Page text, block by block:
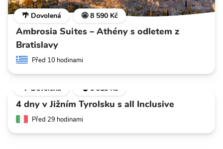
🌴 Dovolená 🤩 8 590 Kč
Ambrosia Suites – Athény s odletem z
Bratislavy
Před 10 hodinami
🌴 Dovolená 💣 6 318 Kč
4 dny v Jižním Tyrolsku s all Inclusive
Před 29 hodinami